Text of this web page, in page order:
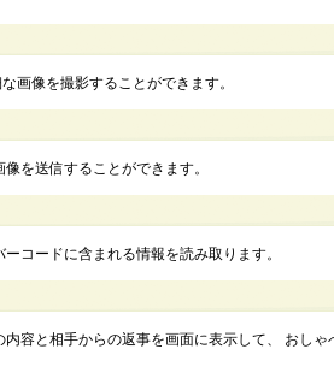
画像を撮影することができます。
を送信することができます。
コードに含まれる情報を読み取ります。
容と相手からの返事を画面に表示して、 おし